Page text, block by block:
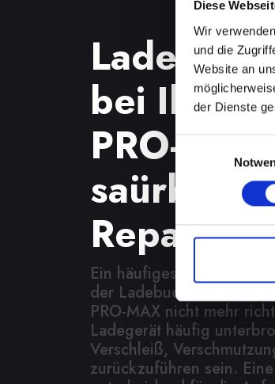
Diese
Wir
und die
Website an
der Dienste
bei Ihrem
PRO-
Ein häufiges Problem bei
der Ladebuchse. Dies
PRO-MAX nicht mehr
Ladegerät häufig
Verschleiß,
zurückzuführen sein.